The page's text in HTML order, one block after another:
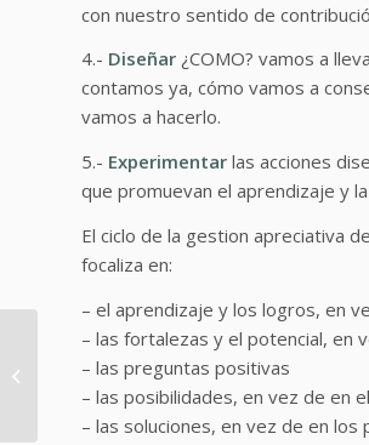
con nuestro sentido de
4.- Diseñar ¿COMO? vamos a
contamos ya, cómo vamos a
vamos a hacerlo.
5.- Experimentar las acciones
que promuevan el aprendizaje y
El ciclo de la gestion apreciativa
focaliza en:
– el aprendizaje y los logros, en
– las fortalezas y el potencial, en
– las preguntas positivas
– las posibilidades, en vez de en
– las soluciones, en vez de en los
7 de Octubre 2º
Comunidad de
Aprendizaje
#Mentor@sEM